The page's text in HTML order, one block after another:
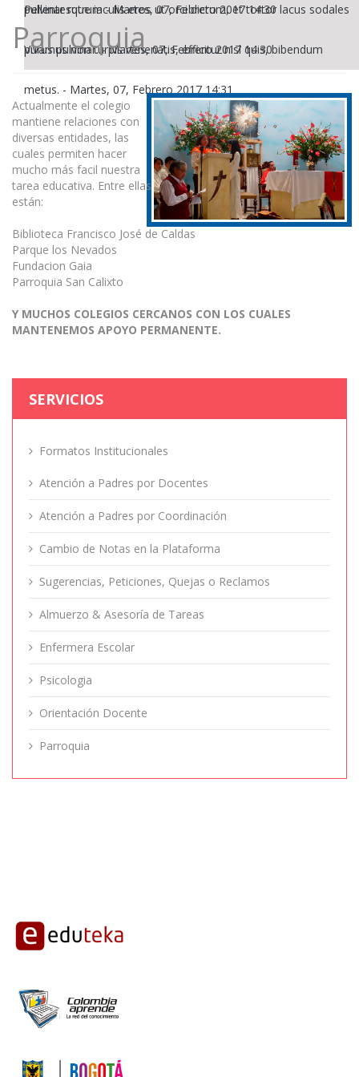
pulvinar rutrum-Martes, 07, Febrero 2017 14:30
Pellentesque iaculis eros ut orci dictum, et tortor lacus sodales
purus pulvinar.-Martes, 07, Febrero 2017 14:30
Vivamus non turpis venenatis, efficitur nisl quis, bibendum
metus. - Martes, 07, Febrero 2017 14:31
Parroquia
Actualmente el colegio
mantiene relaciones con
diversas entidades, las
cuales permiten hacer
mucho más facil nuestra
tarea educativa. Entre ellas
están:
Biblioteca Francisco José de Caldas
Parque los Nevados
Fundacion Gaia
Parroquia San Calixto
Y MUCHOS COLEGIOS CERCANOS CON LOS CUALES
MANTENEMOS APOYO PERMANENTE.
SERVICIOS
Formatos Institucionales
Atención a Padres por Docentes
Atención a Padres por Coordinación
Cambio de Notas en la Plataforma
Sugerencias, Peticiones, Quejas o Reclamos
Almuerzo & Asesoría de Tareas
Enfermera Escolar
Psicologia
Orientación Docente
Parroquia